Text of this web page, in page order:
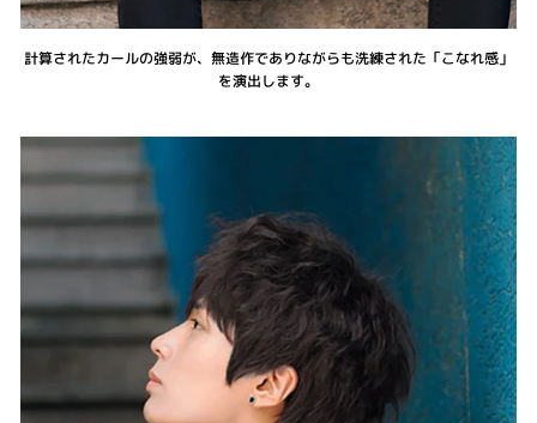
計算されたカールの強弱が、無造作でありながらも洗練された「こなれ感」
を演出します。